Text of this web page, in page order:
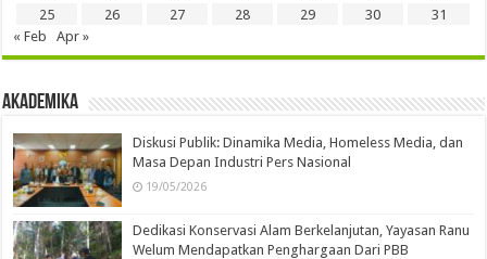
25
26 27 28 29 30
31
« Feb
Apr »
Akademika
Diskusi Publik: Dinamika Media, Homeless Media, dan
Masa Depan Industri Pers Nasional
19/05/2026
Dedikasi Konservasi Alam Berkelanjutan, Yayasan Ranu
Welum Mendapatkan Penghargaan Dari PBB